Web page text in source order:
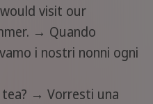
visit our
→ Quando
i nostri nonni ogni
→ Vorresti una